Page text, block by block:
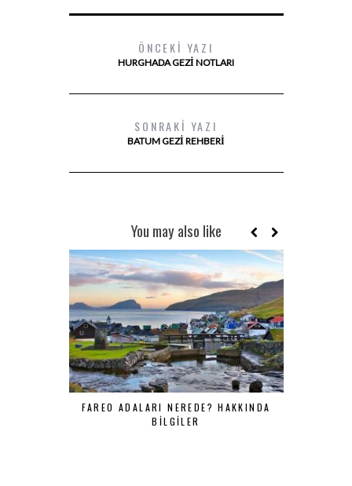
ÖNCEKI YAZI
HURGHADA GEZI NOTLARI
SONRAKI YAZI
BATUM GEZİ REHBERİ
You may also like
FAREO ADALARI NEREDE? HAKKINDA
BILGILER